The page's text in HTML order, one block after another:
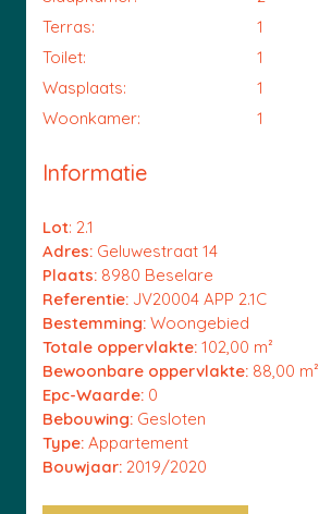
Terras:
1
Toilet:
1
Wasplaats:
1
Woonkamer:
1
Informatie
Lot: 2.1
Adres: Geluwestraat 14
Plaats: 8980 Beselare
Referentie: JV20004 APP 2.1C
Bestemming: Woongebied
Totale oppervlakte: 102,00 m²
Bewoonbare oppervlakte: 88,00 m²
Epc-Waarde: 0
Bebouwing: Gesloten
Type: Appartement
Bouwjaar: 2019/2020